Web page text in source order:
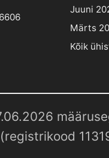
Juuni
Märts
Kõik